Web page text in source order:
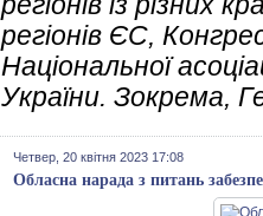
регіонів ЄС,
Національної
України. Зокрема,
Четвер, 20 квітня 2023 17:08
Обласна нарада з питань